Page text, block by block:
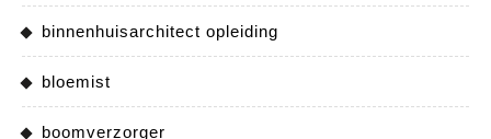
binnenhuisarchitect opleiding
bloemist
boomverzorger